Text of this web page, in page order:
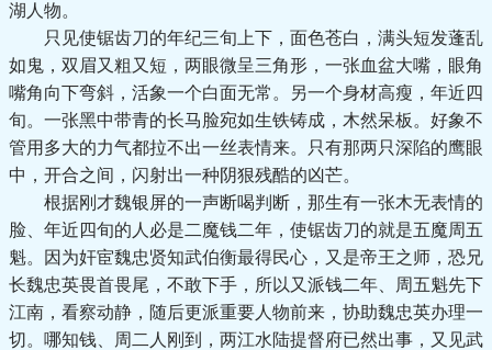
湖人物。
只见使锯齿刀的年纪三旬上下，面色苍白，满头短发蓬乱
如鬼，双眉又粗又短，两眼微呈三角形，一张血盆大嘴，眼角
嘴角向下弯斜，活象一个白面无常。另一个身材高瘦，年近四
旬。一张黑中带青的长马脸宛如生铁铸成，木然呆板。好象不
管用多大的力气都拉不出一丝表情来。只有那两只深陷的鹰眼
中，开合之间，闪射出一种阴狠残酷的凶芒。
根据刚才魏银屏的一声断喝判断，那生有一张木无表情的
脸、年近四旬的人必是二魔钱二年，使锯齿刀的就是五魔周五
魁。因为奸宦魏忠贤知武伯衡最得民心，又是帝王之师，恐兄
长魏忠英畏首畏尾，不敢下手，所以又派钱二年、周五魁先下
江南，看察动静，随后更派重要人物前来，协助魏忠英办理一
切。哪知钱、周二人刚到，两江水陆提督府已然出事，又见武